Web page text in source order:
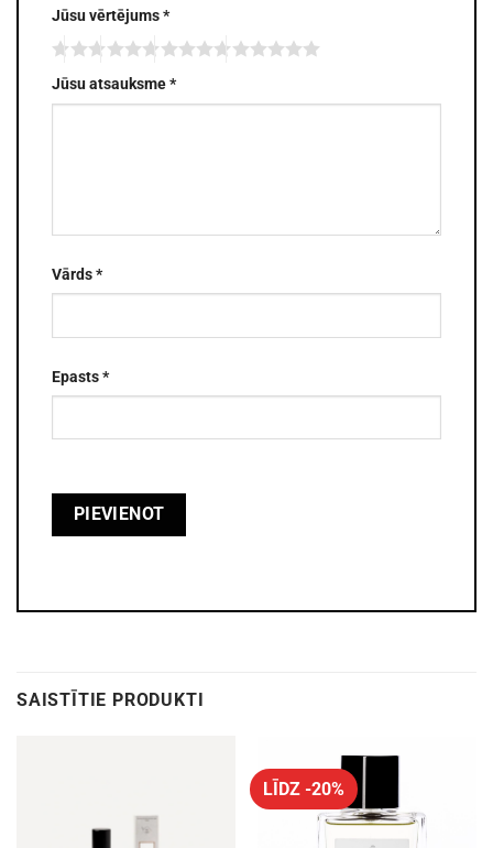
Jūsu vērtējums*
Jūsu atsauksme*
Vārds*
Epasts*
SAISTĪTIE PRODUKTI
LĪDZ -20%